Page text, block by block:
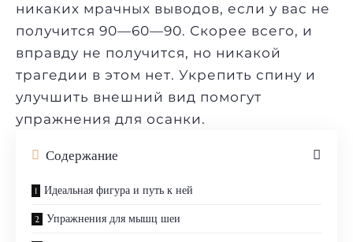
никаких мрачных выводов, если у вас не
получится 90—60—90. Скорее всего, и
вправду не получится, но никакой
трагедии в этом нет. Укрепить спину и
улучшить внешний вид помогут
упражнения для осанки.
Содержание
Идеальная фигура и путь к ней
Упражнения для мышц шеи